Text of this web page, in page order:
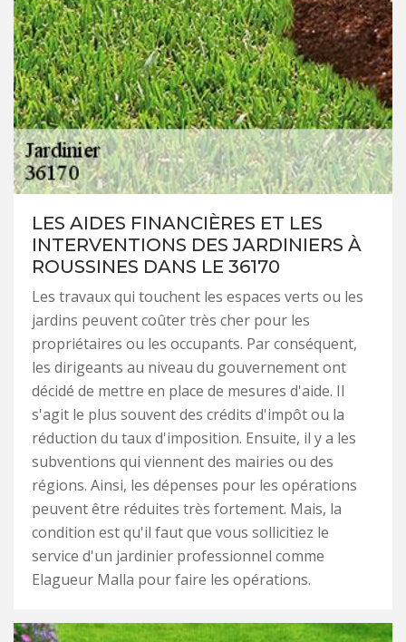
LES AIDES FINANCIÈRES ET LES
INTERVENTIONS DES JARDINIERS À
ROUSSINES DANS LE 36170
Les travaux qui touchent les espaces verts ou les
jardins peuvent coûter très cher pour les
propriétaires ou les occupants. Par conséquent,
les dirigeants au niveau du gouvernement ont
décidé de mettre en place de mesures d'aide. Il
s'agit le plus souvent des crédits d'impôt ou la
réduction du taux d'imposition. Ensuite, il y a les
subventions qui viennent des mairies ou des
régions. Ainsi, les dépenses pour les opérations
peuvent être réduites très fortement. Mais, la
condition est qu'il faut que vous sollicitiez le
service d'un jardinier professionnel comme
Elagueur Malla pour faire les opérations.